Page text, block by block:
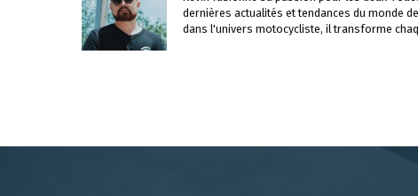
dernières actualités et tendances du monde
dans l'univers motocycliste, il transforme